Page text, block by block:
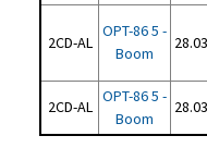
2CD-AL
OPT-86 5 -
Boom
2CD-AL
OPT-86 5 -
Boom